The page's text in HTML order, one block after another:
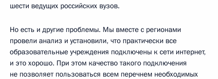
шести ведущих российских вузов.
Но есть и другие проблемы. Мы вместе с регионами
провели анализ и установили, что практически все
образовательные учреждения подключены к сети интернет,
и это хорошо. При этом качество такого подключения
не позволяет пользоваться всем перечнем необходимых